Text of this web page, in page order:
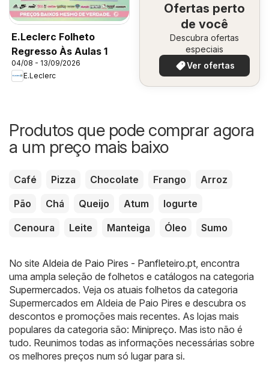
E.Leclerc Folheto
Regresso Às Aulas 1
04/08 - 13/09/2026
E.Leclerc
Ofertas perto
de você
Descubra ofertas
especiais
Ver ofertas
Produtos que pode comprar agora
a um preço mais baixo
Café Pizza Chocolate Frango
Arroz
Pão
Chá Queijo Atum
Iogurte
Cenoura
Leite Manteiga Óleo Sumo
No site Aldeia de Paio Pires - Panfleteiro.pt , encontra
uma ampla seleção de folhetos e catálogos na categoria
Supermercados. Veja os atuais folhetos da categoria
Supermercados em Aldeia de Paio Pires e descubra os
descontos e promoções mais recentes. As lojas mais
populares da categoria são: Minipreço. Mas isto não é
tudo. Reunimos todas as informações necessárias sobre
os melhores preços num só lugar para si.